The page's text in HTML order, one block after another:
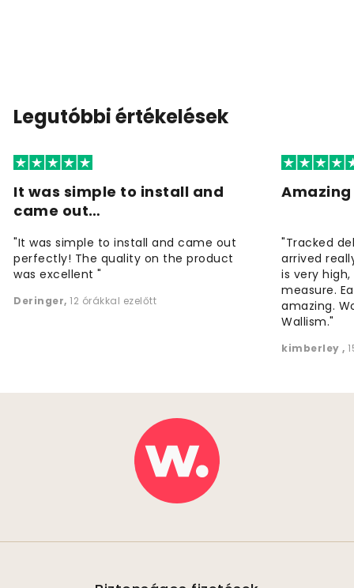
Legutóbbi értékelések
It was simple to install and
came out…
"It was simple to install and came out
perfectly! The quality on the product
was excellent "
Deringer, 12 órákkal ezelőtt
"Tracked
arrived
is very
measure.
amazing.
Wallism."
kimberley,